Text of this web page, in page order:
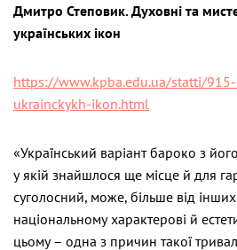
Дмитро Степовик. Духовні та
українських ікон
https://www.kpba.edu.ua/statti/
ukrainckykh-ikon.html
«Український варіант бароко з
у якій знайшлося ще місце й для
суголосний, може, більше від
національному характерові й
цьому – одна з причин такої